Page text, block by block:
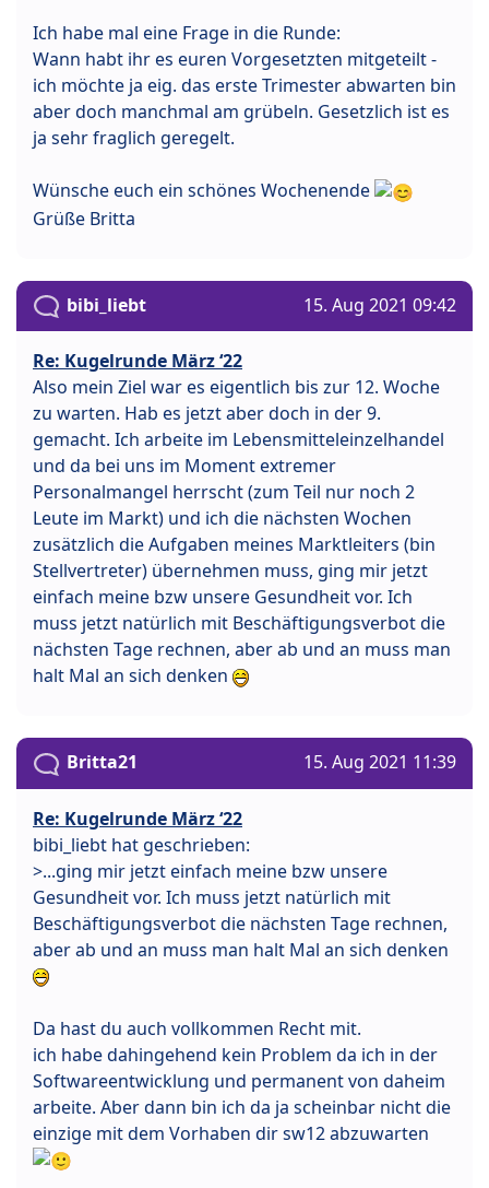
Ich habe mal eine Frage in die Runde:
Wann habt ihr es euren Vorgesetzten mitgeteilt -
ich möchte ja eig. das erste Trimester abwarten bin
aber doch manchmal am grübeln. Gesetzlich ist es
ja sehr fraglich geregelt.
Wünsche euch ein schönes Wochenende
Grüße Britta
bibi_liebt 15. Aug 2021 09:42
Re: Kugelrunde März ‘22
Also mein Ziel war es eigentlich bis zur 12. Woche
zu warten. Hab es jetzt aber doch in der 9.
gemacht. Ich arbeite im Lebensmitteleinzelhandel
und da bei uns im Moment extremer
Personalmangel herrscht (zum Teil nur noch 2
Leute im Markt) und ich die nächsten Wochen
zusätzlich die Aufgaben meines Marktleiters (bin
Stellvertreter) übernehmen muss, ging mir jetzt
einfach meine bzw unsere Gesundheit vor. Ich
muss jetzt natürlich mit Beschäftigungsverbot die
nächsten Tage rechnen, aber ab und an muss man
halt Mal an sich denken
Britta21 15. Aug 2021 11:39
Re: Kugelrunde März ‘22
bibi_liebt hat geschrieben:
>...ging mir jetzt einfach meine bzw unsere
Gesundheit vor. Ich muss jetzt natürlich mit
Beschäftigungsverbot die nächsten Tage rechnen,
aber ab und an muss man halt Mal an sich denken
Da hast du auch vollkommen Recht mit.
ich habe dahingehend kein Problem da ich in der
Softwareentwicklung und permanent von daheim
arbeite. Aber dann bin ich da ja scheinbar nicht die
einzige mit dem Vorhaben dir sw12 abzuwarten